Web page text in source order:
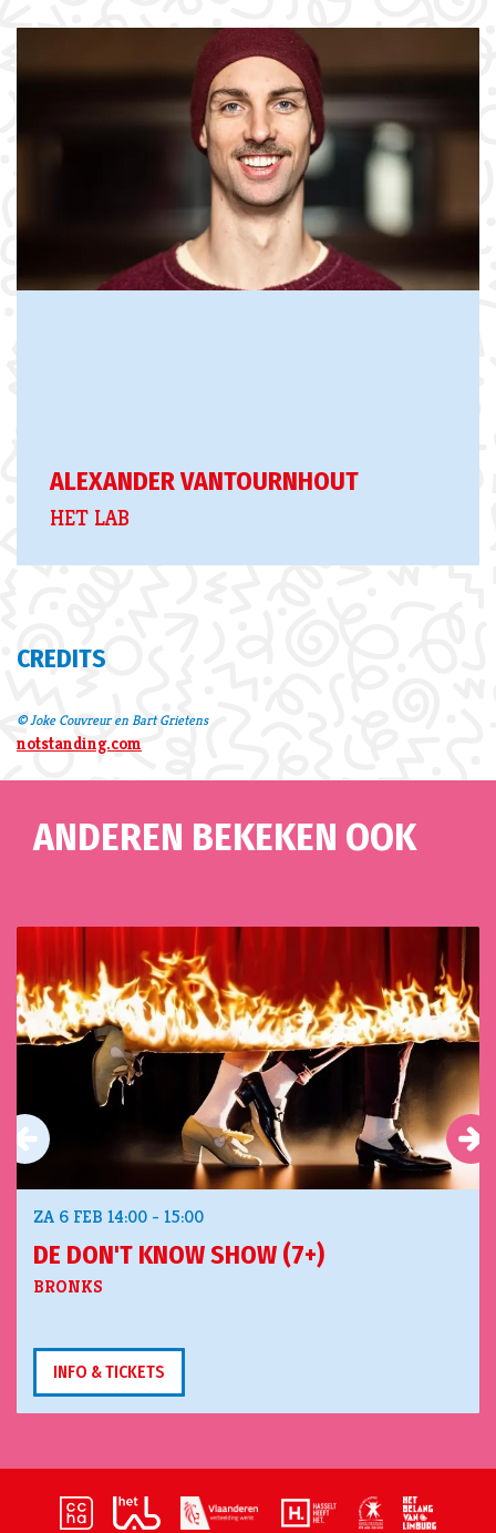
ALEXANDER VANTOURNHOUT
HET LAB
CREDITS
© Joke Couvreur en Bart Grietens
notstanding.com
ANDEREN BEKEKEN OOK
DE DON'T KNOW SHOW (7+)
BRONKS
ZA 6 FEB 14:00 - 15:00
INFO & TICKETS